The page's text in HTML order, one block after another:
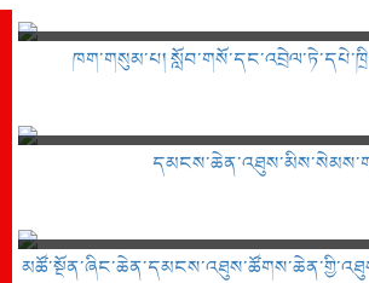
ཁག་གསུམ་པ།